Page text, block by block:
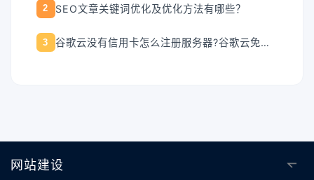
2 SEO文章关键词优化及优化方法有哪些？
3 谷歌云没有信用卡怎么注册服务器?谷歌云免费服务器申请方法
网站建设